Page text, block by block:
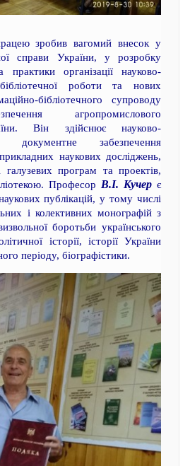
зробив вагомий внесок у
справи України, у розробку
практики організації науково-
бібліотечної роботи та нових
бібліотечного супроводу
агропромислового
Він здійснює науково-
документне забезпечення
наукових досліджень,
галузевих програм та проектів,
Професор В.І. Кучер є
публікацій, у тому числі
і колективних монографій з
боротьби українського
історії, історії України
періоду, біографістики.